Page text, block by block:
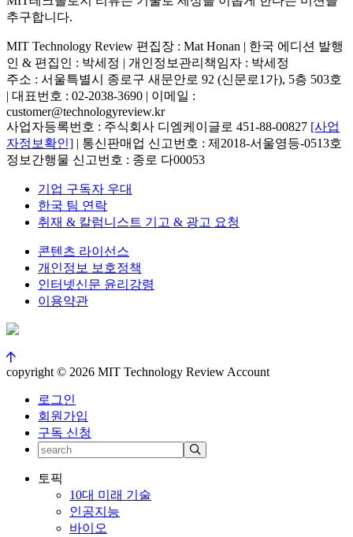
추구합니다.
MIT Technology Review 편집장 : Mat Honan | 한국 에디션 발행
인 & 편집인 : 박세정 | 개인정보관리책임자 : 박세정
주소 : 서울특별시 종로구 새문안로 92 (신문로1가), 5층 503호
| 대표번호 : 02-2038-3690 | 이메일 :
customer@technologyreview.kr
사업자등록번호 : 주식회사 디엠케이글로 451-88-00827 [사업
자정보확인] | 통신판매업 신고번호 : 제2018-서울영등-0513호
정보간행물 신고번호 : 종로 다00053
기업 구독자 우대
한국 팀 연락
취재 & 칼럼니스트 기고 & 광고 요청
콘텐츠 라이선스
개인정보 보호정책
인터넷신문 윤리강령
이용약관
copyright © 2026 MIT Technology Review Account
로그인
회원가입
구독 신청
토픽
10대 미래 기술
인공지능
바이오